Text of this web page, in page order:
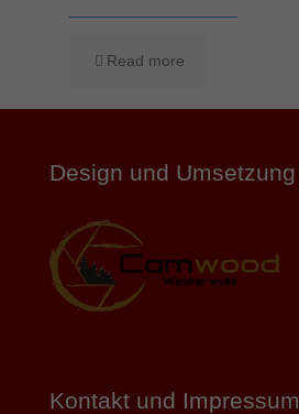
Read more
Design und Umsetzung
Kontakt und Impressum